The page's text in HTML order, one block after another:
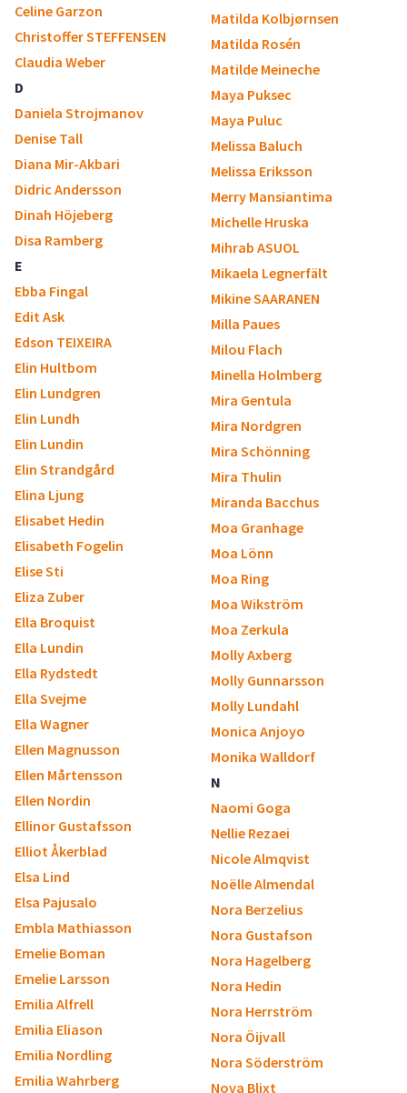
Celine Garzon
Christoffer STEFFENSEN
Claudia Weber
D
Daniela Strojmanov
Denise Tall
Diana Mir-Akbari
Didric Andersson
Dinah Höjeberg
Disa Ramberg
E
Ebba Fingal
Edit Ask
Edson TEIXEIRA
Elin Hultbom
Elin Lundgren
Elin Lundh
Elin Lundin
Elin Strandgård
Elina Ljung
Elisabet Hedin
Elisabeth Fogelin
Elise Sti
Eliza Zuber
Ella Broquist
Ella Lundin
Ella Rydstedt
Ella Svejme
Ella Wagner
Ellen Magnusson
Ellen Mårtensson
Ellen Nordin
Ellinor Gustafsson
Elliot Åkerblad
Elsa Lind
Elsa Pajusalo
Embla Mathiasson
Emelie Boman
Emelie Larsson
Emilia Alfrell
Emilia Eliason
Emilia Nordling
Emilia Wahrberg
Matilda Kolbjørnsen
Matilda Rosén
Matilde Meineche
Maya Puksec
Maya Puluc
Melissa Baluch
Melissa Eriksson
Merry Mansiantima
Michelle Hruska
Mihrab ASUOL
Mikaela Legnerfält
Mikine SAARANEN
Milla Paues
Milou Flach
Minella Holmberg
Mira Gentula
Mira Nordgren
Mira Schönning
Mira Thulin
Miranda Bacchus
Moa Granhage
Moa Lönn
Moa Ring
Moa Wikström
Moa Zerkula
Molly Axberg
Molly Gunnarsson
Molly Lundahl
Monica Anjoyo
Monika Walldorf
N
Naomi Goga
Nellie Rezaei
Nicole Almqvist
Noëlle Almendal
Nora Berzelius
Nora Gustafson
Nora Hagelberg
Nora Hedin
Nora Herrström
Nora Öijvall
Nora Söderström
Nova Blixt